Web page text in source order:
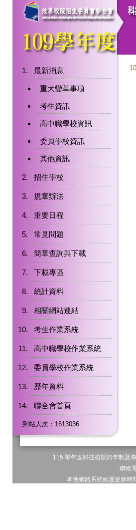
最新消息
重大變革事項
考生資訊
高中職學校資訊
委員學校資訊
其他資訊
招生學校
規章辦法
重要日程
常見問題
簡章查詢與下載
下載專區
統計資料
相關網站連結
考生作業系統
高中職學校作業系統
委員學校作業系統
歷年資料
聯合會首頁
到站人次：1613036
115 學年度科技校院四年制及
聯
本會網路系統維護更新時